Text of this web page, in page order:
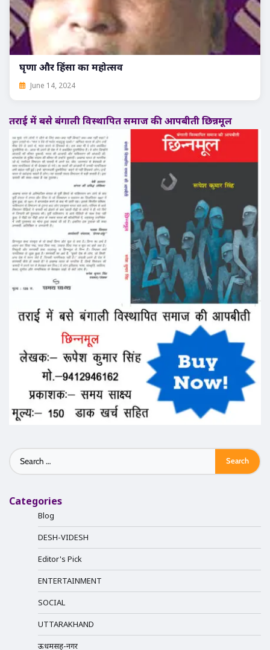
घृणा और हिंसा का महोत्सव
June 14, 2024
तराई में बसे बंगाली विस्थापित समाज की आपबीती छिन्नमूल
Search
for:
Categories
Blog
DESH-VIDESH
Editor's Pick
ENTERTAINMENT
SOCIAL
UTTARAKHAND
ऊधमसिंह-नगर